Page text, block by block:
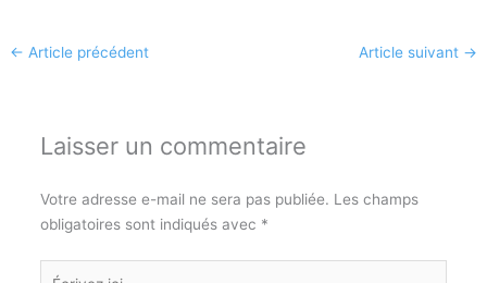
← Article précédent Article suivant →
Laisser un commentaire
Votre adresse e-mail ne sera pas publiée. Les champs
obligatoires sont indiqués avec *
Écrivez